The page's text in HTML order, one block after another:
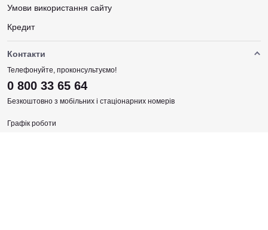
Умови використання сайту
Кредит
Контакти
Телефонуйте, проконсультуємо!
0 800 33 65 64
Безкоштовно з мобільних і стаціонарних номерів
Графік роботи